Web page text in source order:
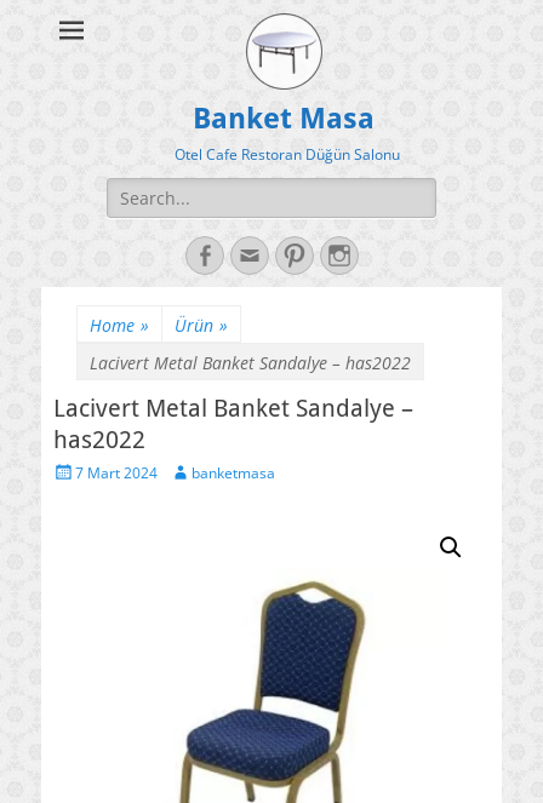
Banket Masa
Otel Cafe Restoran Düğün Salonu
Search
for:
Facebook
EmailPinterestInstagram
Home » Ürün »
Lacivert Metal Banket Sandalye – has2022
Lacivert Metal Banket Sandalye –
has2022
Posted7 Mart 2024 Authorbanketmasa